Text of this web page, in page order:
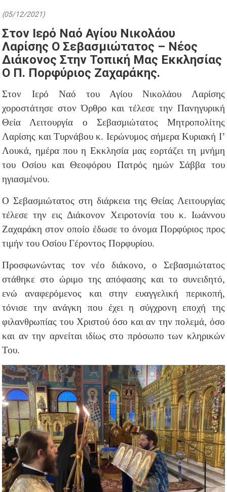
(05/12/2021)
Στον Ιερό Ναό Αγίου Νικολάου
Λαρίσης Ο Σεβασμιώτατος – Νέος
Διάκονος Στην Τοπική Μας Εκκλησίας
Ο Π. Πορφύριος Ζαχαράκης.
Στον Ιερό Ναό του Αγίου Νικολάου Λαρίσης
χοροστάτησε στον Όρθρο και τέλεσε την Πανηγυρική
Θεία Λειτουργία ο Σεβασμιώτατος Μητροπολίτης
Λαρίσης και Τυρνάβου κ. Ιερώνυμος σήμερα Κυριακή Ι’
Λουκά, ημέρα που η Εκκλησία μας εορτάζει τη μνήμη
του Οσίου και Θεοφόρου Πατρός ημών Σάββα του
ηγιασμένου.
Ο Σεβασμιώτατος στη διάρκεια της Θείας Λειτουργίας
τέλεσε την εις Διάκονον Χειροτονία του κ. Ιωάννου
Ζαχαράκη στον οποίο έδωσε το όνομα Πορφύριος προς
τιμήν του Οσίου Γέροντος Πορφυρίου.
Προσφωνώντας τον νέο διάκονο, ο Σεβασμιώτατος
στάθηκε στο ώριμο της απόφασης και το συνειδητό,
ενώ αναφερόμενος και στην ευαγγελική περικοπή,
τόνισε την ανάγκη που έχει η σύγχρονη εποχή της
φιλανθρωπίας του Χριστού όσο και αν την πολεμά, όσο
και αν την αρνείται ιδίως στο πρόσωπο των κληρικών
Του.